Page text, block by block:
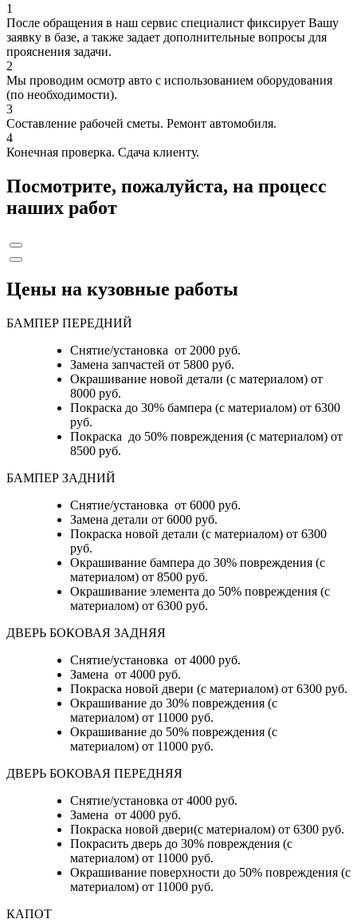
1
После обращения в наш сервис специалист фиксирует Вашу
заявку в базе, а также задает дополнительные вопросы для
прояснения задачи.
2
Мы проводим осмотр авто с использованием оборудования
(по необходимости).
3
Составление рабочей сметы. Ремонт автомобиля.
4
Конечная проверка. Сдача клиенту.
Посмотрите, пожалуйста, на процесс
наших работ
Цены на кузовные работы
БАМПЕР ПЕРЕДНИЙ
Снятие/установка от 2000 руб.
Замена запчастей от 5800 руб.
Окрашивание новой детали (с материалом) от
8000 руб.
Покраска до 30% бампера (с материалом) от 6300
руб.
Покраска до 50% повреждения (с материалом) от
8500 руб.
БАМПЕР ЗАДНИЙ
Снятие/установка от 6000 руб.
Замена детали от 6000 руб.
Покраска новой детали (с материалом) от 6300
руб.
Окрашивание бампера до 30% повреждения (с
материалом) от 8500 руб.
Окрашивание элемента до 50% повреждения (с
материалом) от 6300 руб.
ДВЕРЬ БОКОВАЯ ЗАДНЯЯ
Снятие/установка от 4000 руб.
Замена от 4000 руб.
Покраска новой двери (с материалом) от 6300 руб.
Окрашивание до 30% повреждения (с
материалом) от 11000 руб.
Окрашивание до 50% повреждения (с
материалом) от 11000 руб.
ДВЕРЬ БОКОВАЯ ПЕРЕДНЯЯ
Снятие/установка от 4000 руб.
Замена от 4000 руб.
Покраска новой двери(с материалом) от 6300 руб.
Покрасить дверь до 30% повреждения (с
материалом) от 11000 руб.
Окрашивание поверхности до 50% повреждения (с
материалом) от 11000 руб.
КАПОТ